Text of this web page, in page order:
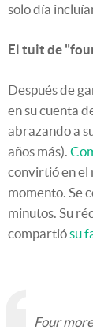
solo día
El tuit de
Después de
en su cuenta
abrazando a
años más).
convirtió en el
momento. Se
minutos. Su
compartiósu
Four